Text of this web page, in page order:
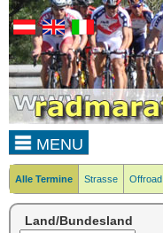
MENU
Alle Termine Strasse Offroad
Land/Bundesland